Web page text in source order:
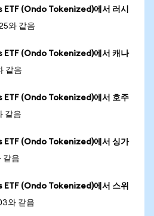
(Ondo Tokenized)에서 러시
와 같음
ETF (Ondo Tokenized)에서 캐나
같음
ETF (Ondo Tokenized)에서 호주
같음
ETF (Ondo Tokenized)에서 싱가
같음
(Ondo Tokenized)에서 스위
와 같음